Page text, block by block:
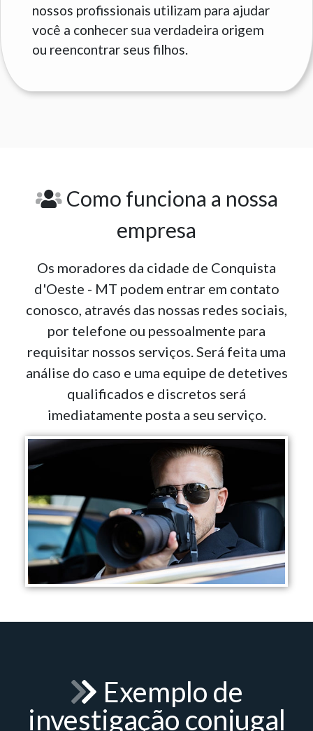
nossos profissionais utilizam para ajudar
você a conhecer sua verdadeira origem
ou reencontrar seus filhos.
Como funciona a nossa
empresa
Os moradores da cidade de Conquista
d'Oeste - MT podem entrar em contato
conosco, através das nossas redes sociais,
por telefone ou pessoalmente para
requisitar nossos serviços. Será feita uma
análise do caso e uma equipe de detetives
qualificados e discretos será
imediatamente posta a seu serviço.
Exemplo de
investigação conjugal